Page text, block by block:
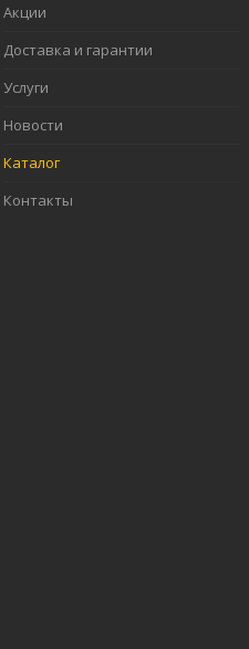
Акции
Доставка и гарантии
Услуги
Новости
Каталог
Контакты